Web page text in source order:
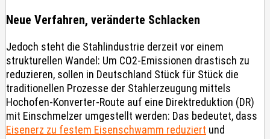
Neue Verfahren, veränderte Schlacken
Jedoch steht die Stahlindustrie derzeit vor einem
strukturellen Wandel: Um CO2-Emissionen drastisch zu
reduzieren, sollen in Deutschland Stück für Stück die
traditionellen Prozesse der Stahlerzeugung mittels
Hochofen-Konverter-Route auf eine Direktreduktion (DR)
mit Einschmelzer umgestellt werden: Das bedeutet, dass
Eisenerz zu festem Eisenschwamm reduziert und